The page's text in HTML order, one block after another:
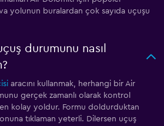
yolunun buralardan çok sayıda uçuşu
durumunu nasıl
aracını kullanmak, herhangi bir Air
gerçek zamanlı olarak kontrol
kolay yoldur. Formu doldurduktan
tıklaman yeterli. Dilersen uçuş